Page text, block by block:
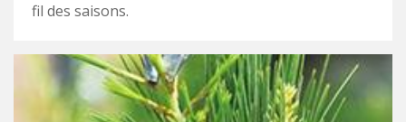
fil des saisons.